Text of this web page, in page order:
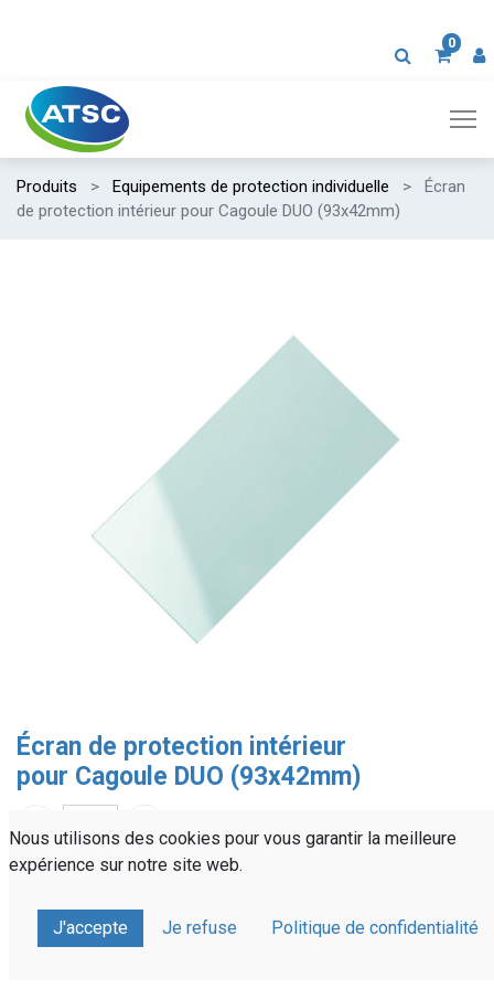
0
Produits Equipements de protection individuelle
Écran
de protection intérieur pour Cagoule DUO (93x42mm)
Écran de protection intérieur
pour Cagoule DUO (93x42mm)
Référence : PRVM3004
Partager sur :
Nous utilisons des cookies pour vous garantir la meilleure
expérience sur notre site web.
J'accepte Je refuse Politique de confidentialité